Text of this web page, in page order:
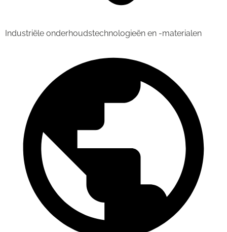
Industriële onderhoudstechnologieën en -materialen